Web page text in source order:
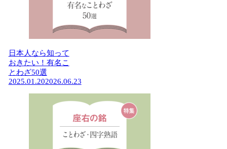
日本人なら知って
おきたい！有名こ
とわざ50選
2025.01.202026.06.23